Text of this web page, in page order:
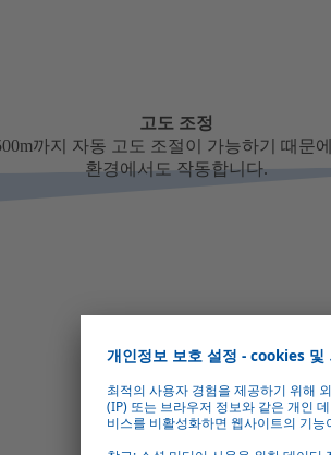
고도 조정
까지 자동 고도 조절이 가능하기 때문
환경에서도 작동합니다.